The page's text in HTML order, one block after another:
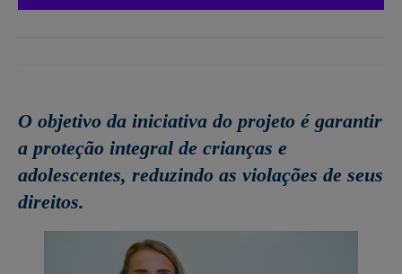
O objetivo da iniciativa do projeto é garantir
a proteção integral de crianças e
adolescentes, reduzindo as violações de seus
direitos.